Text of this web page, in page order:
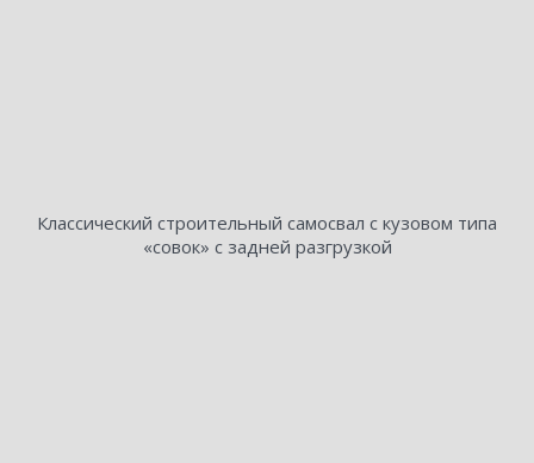
Классический строительный самосвал с кузовом типа
«совок» с задней разгрузкой